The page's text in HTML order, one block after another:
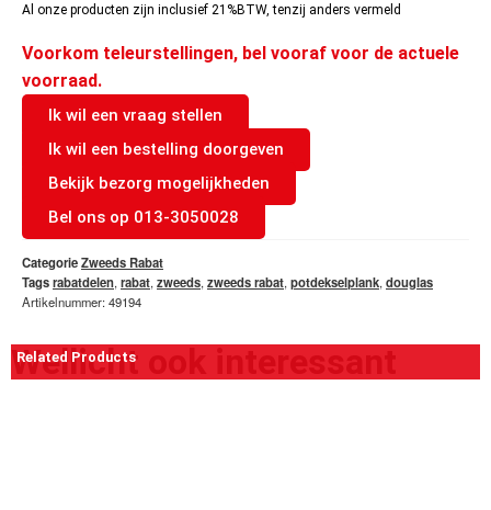
Al onze producten zijn inclusief 21%BTW, tenzij anders vermeld
Voorkom teleurstellingen, bel vooraf voor de actuele
voorraad.
Ik wil een vraag stellen
Ik wil een bestelling doorgeven
Bekijk bezorg mogelijkheden
Bel ons op 013-3050028
CategorieZweeds Rabat
Tagsrabatdelen, rabat, zweeds, zweeds rabat, potdekselplank, douglas
Artikelnummer: 49194
Wellicht ook interessant
Related Products